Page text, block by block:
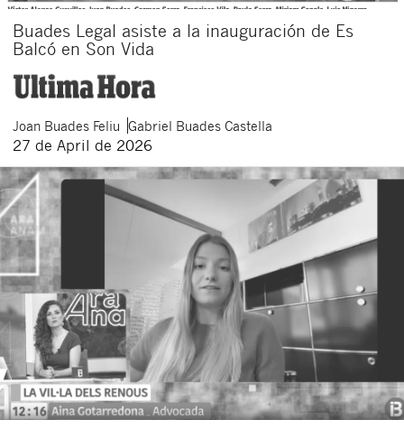
Buades Legal asiste a la inauguración de Es
Balcó en Son Vida
Joan Buades Feliu Gabriel Buades Castella
27 de April de 2026